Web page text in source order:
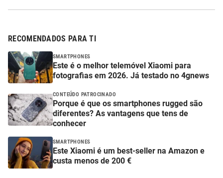
RECOMENDADOS PARA TI
SMARTPHONES
Este é o melhor telemóvel Xiaomi para
fotografias em 2026. Já testado no 4gnews
CONTEÚDO PATROCINADO
Porque é que os smartphones rugged são
diferentes? As vantagens que tens de
conhecer
SMARTPHONES
Este Xiaomi é um best-seller na Amazon e
custa menos de 200 €